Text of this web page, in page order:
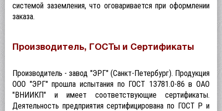
системой заземления, что оговаривается при оформлении
заказа.
Производитель, ГОСТы и Сертификаты
Производитель - завод "ЭРГ" (Санкт-Петербург). Продукция
ООО "ЭРГ" прошла испытания по ГОСТ 13781.0-86 в ОАО
"ВНИИКП" и имеет соответствующие сертификаты.
Деятельность предприятия сертифицирована по ГОСТ Р и